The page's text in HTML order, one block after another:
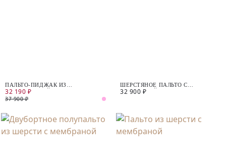
ПАЛЬТО-ПИДЖАК ИЗ
ПРЕМИАЛЬНОЙ ШЕРСТИ С
ДОБАВЛЕНИЕМ КАШЕМИРА И
32 190 ₽
37 900 ₽
ШЕРСТЯНОЕ ПАЛЬТО С
МЕМБРАНОЙ
32 900 ₽